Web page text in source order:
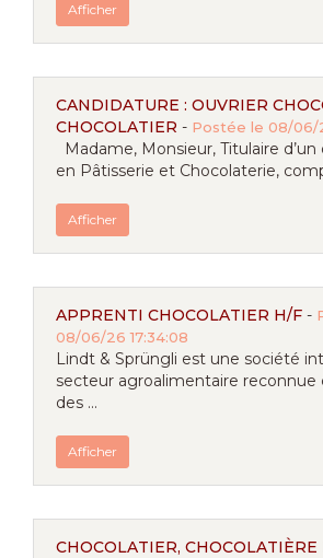
Afficher
CANDIDATURE : OUVRIER
CHOCOLATIER - Postée le 08/06/
Madame, Monsieur, Titulaire d’un
en Pâtisserie et Chocolaterie,
Afficher
APPRENTI CHOCOLATIER H/F -
08/06/26 17:34:08
Lindt & Sprüngli est une société
secteur agroalimentaire
des ...
Afficher
CHOCOLATIER,